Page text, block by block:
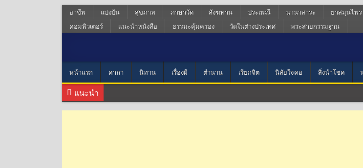
อาชีพ แบ่งปัน สุขภาพ ภาษาวัด สังฆทาน ประเพณี นานาสาระ ยาสมุนไพร
คอมพิวเตอร์
แนะนำหนังสือ ธรรมะคุ้มครอง วัดในต่างประเทศ พระสายกรรมฐาน
หน้าแรก คาถา นิทาน เรื่องผี ตำนาน เรียกจิต นิสัยใจคอ สิ่งนำโชค
แนะนำ